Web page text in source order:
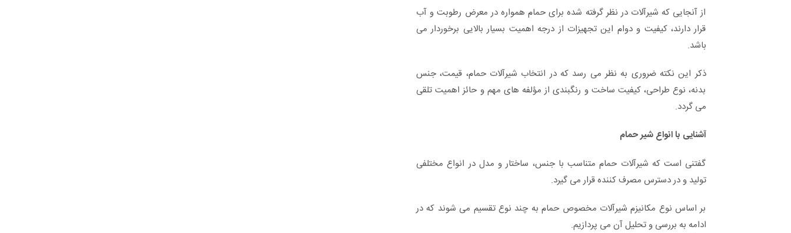
از آنجایی که شیرآلات در نظر گرفته شده برای حمام همواره در معرض رطوبت و آب
قرار دارند، کیفیت و دوام این تجهیزات از درجه اهمیت بسیار بالایی برخوردار می
باشد.
ذکر این نکته ضروری به نظر می رسد که در انتخاب شیرآلات حمام، قیمت، جنس
بدنه، نوع طراحی، کیفیت ساخت و رنگبندی از مؤلفه های مهم و حائز اهمیت تلقی
می گردد.
آشنایی با انواع شیر حمام
گفتنی است که شیرآلات حمام متناسب با جنس، ساختار و مدل در انواع مختلفی
تولید و در دسترس مصرف کننده قرار می گیرد.
بر اساس نوع مکانیزم شیرآلات مخصوص حمام به چند نوع تقسیم می شوند که در
ادامه به بررسی و تحلیل آن می پردازیم.